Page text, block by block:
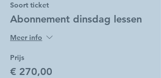
Soort ticket
Abonnement dinsdag lessen
Meer info
Prijs
€ 270,00